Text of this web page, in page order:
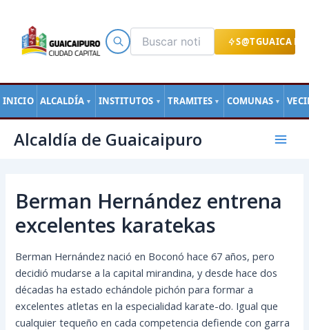
S@TGUAICA
INICIO ALCALDÍA ▼ INSTITUTOS ▼ TRAMITES ▼ COMUNAS ▼
contenido
Alcaldía de Guaicaipuro
Main
Berman Hernández entrena
excelentes karatekas
Berman Hernández nació en Boconó hace 67 años, pero
decidió mudarse a la capital mirandina, y desde hace dos
décadas ha estado echándole pichón para formar a
excelentes atletas en la especialidad karate-do. Igual que
cualquier tequeño en cada competencia defiende con garra
de